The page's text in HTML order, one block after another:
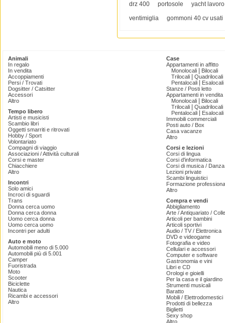
drz 400
portosole
yacht lavoro
ventimiglia
gommoni 40 cv usati
Animali
In regalo
In vendita
Accoppiamenti
Persi / Trovati
Dogsitter / Catsitter
Accessori
Altro
Tempo libero
Artisti e musicisti
Scambio libri
Oggetti smarriti e ritrovati
Hobby / Sport
Volontariato
Compagni di viaggio
Associazioni / Attività culturali
Corsi e master
Chiacchiere
Altro
Incontri
Solo amici
Incroci di sguardi
Trans
Donna cerca uomo
Donna cerca donna
Uomo cerca donna
Uomo cerca uomo
Incontri per adulti
Auto e moto
Automobili meno di 5.000
Automobili più di 5.001
Camper
Fuoristrada
Moto
Scooter
Biciclette
Nautica
Ricambi e accessori
Altro
Case
Appartamenti in affitto
Monolocali
Bilocali
Trilocali
Quadrilocali
Pentalocali
Esalocali
Stanze / Posti letto
Appartamenti in vendita
Monolocali
Bilocali
Trilocali
Quadrilocali
Pentalocali
Esalocali
Immobili commerciali
Posti auto / Box
Casa vacanze
Altro
Corsi e lezioni
Corsi di lingua
Corsi d'informatica
Corsi di musica /
Lezioni private
Scambi linguistici
Formazione
Altro
Compra e vendi
Abbigliamento
Arte / Antiquariato /
Articoli per bambini
Articoli sportivi
Audio / TV / Elettronica
DVD e videogame
Fotografia e video
Cellulari e accessori
Computer e software
Gastronomia e vini
Libri e CD
Orologi e gioielli
Per la casa e il giardino
Strumenti musicali
Baratto
Mobili / Elettrodomestici
Prodotti di bellezza
Biglietti
Sexy shop
Altro